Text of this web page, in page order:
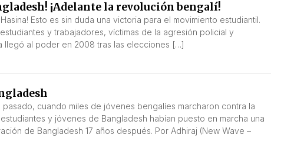
¡Adelante la revolución bengalí!
Esto es sin duda una victoria para el movimiento estudiantil.
y trabajadores, víctimas de la agresión policial y
llegó al poder en 2008 tras las elecciones […]
cuando miles de jóvenes bengalíes marcharon contra la
y jóvenes de Bangladesh habían puesto en marcha una
de Bangladesh 17 años después. Por Adhiraj (New Wave –